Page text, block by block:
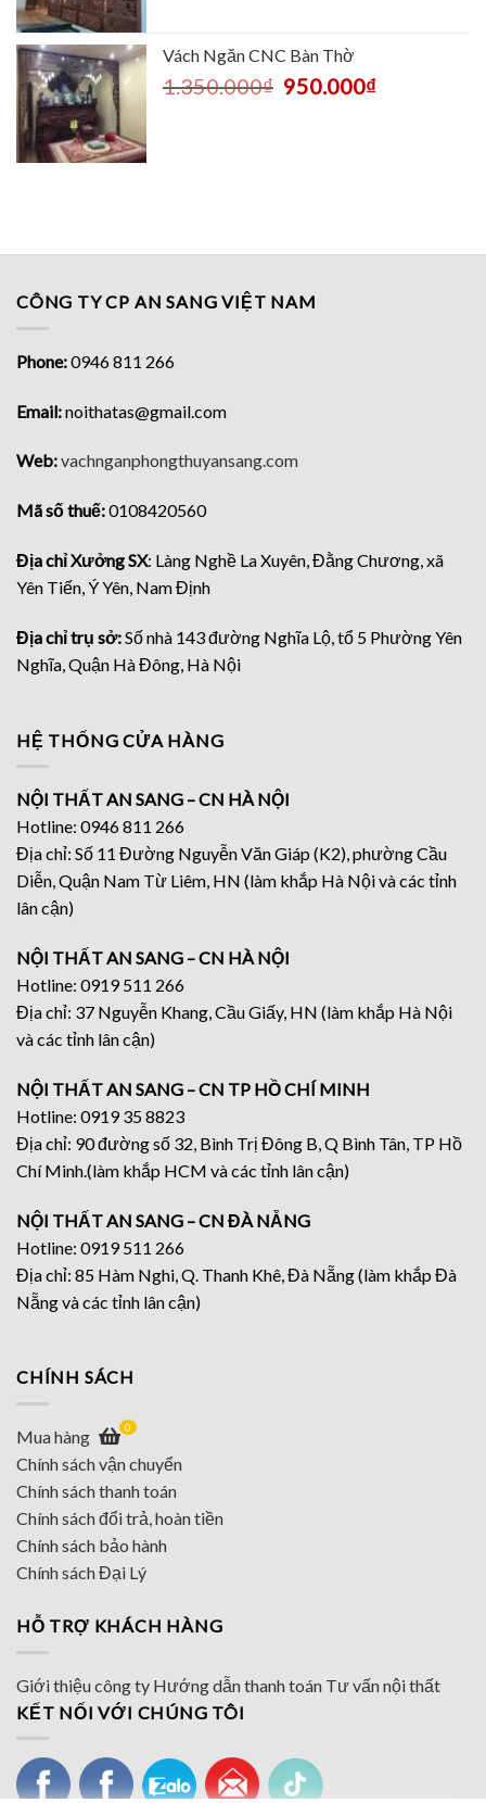
Vách Ngăn CNC Bàn Thờ
1.350.000₫ 950.000₫
CÔNG TY CP AN SANG VIỆT NAM
Phone:0946 811 266
Email:noithatas@gmail.com
Web:vachnganphongthuyansang.com
Mã số thuế:0108420560
Địa chỉ Xưởng SX: Làng Nghề La Xuyên, Đằng Chương, xã
Yên Tiến, Ý Yên, Nam Định
Địa chỉ trụ sở:Số nhà 143 đường Nghĩa Lộ, tổ 5 Phường Yên
Nghĩa, Quận Hà Đông, Hà Nội
HỆ THỐNG CỬA HÀNG
NỘI THẤT AN SANG – CN HÀ NỘI
Hotline: 0946 811 266
Địa chỉ: Số 11 Đường Nguyễn Văn Giáp (K2), phường Cầu
Diễn, Quận Nam Từ Liêm, HN (làm khắp Hà Nội và các tỉnh
lân cận)
NỘI THẤT AN SANG – CN HÀ NỘI
Hotline: 0919 511 266
Địa chỉ: 37 Nguyễn Khang, Cầu Giấy, HN (làm khắp Hà Nội
và các tỉnh lân cận)
NỘI THẤT AN SANG – CN TP HỒ CHÍ MINH
Hotline: 0919 35 8823
Địa chỉ: 90 đường số 32, Bình Trị Đông B, Q Bình Tân, TP Hồ
Chí Minh.(làm khắp HCM và các tỉnh lân cận)
NỘI THẤT AN SANG – CN ĐÀ NẴNG
Hotline: 0919 511 266
Địa chỉ: 85 Hàm Nghi, Q. Thanh Khê, Đà Nẵng (làm khắp Đà
Nẵng và các tỉnh lân cận)
CHÍNH SÁCH
Mua hàng 0
Chính sách vận chuyển
Chính sách thanh toán
Chính sách đổi trả, hoàn tiền
Chính sách bảo hành
Chính sách Đại Lý
HỖ TRỢ KHÁCH HÀNG
Giới thiệu công ty Hướng dẫn thanh toán Tư vấn nội thất
KẾT NỐI VỚI CHÚNG TÔI